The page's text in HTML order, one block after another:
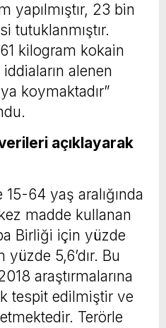
yapılmıştır, 23 bin
tutuklanmıştır.
kilogram kokain
alenen
koymaktadır”
açıklayarak
15-64 yaş aralığında
madde kullanan
Birliği için yüzde
5,6’dır. Bu
araştırmalarına
tespit edilmiştir ve
Terörle